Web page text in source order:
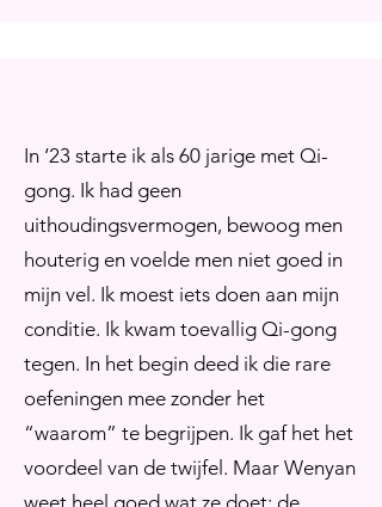
In ‘23 starte ik als 60 jarige met Qi-
gong. Ik had geen
uithoudingsvermogen, bewoog men
houterig en voelde men niet goed in
mijn vel. Ik moest iets doen aan mijn
conditie. Ik kwam toevallig Qi-gong
tegen. In het begin deed ik die rare
oefeningen mee zonder het
“waarom” te begrijpen. Ik gaf het het
voordeel van de twijfel. Maar Wenyan
weet heel goed wat ze doet: de